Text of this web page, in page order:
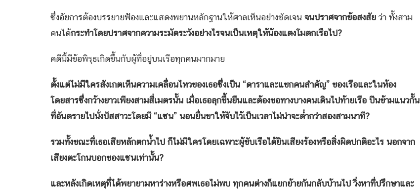
ซึ่งอัยการต้องบรรยายฟ้องและแสดงพยานหลักฐานให้ศาลเห็นอย่างชัดเจน จนปราศจากข้อสงสัย ว่า ทั้งสาม
คนได้กระทำโดยปราศจากความระมัดระวังอย่างไรจนเป็นเหตุให้น้องแตงโมตกเรือไป?
คดีนี้มีข้อพิรุธเกิดขึ้นกับผู้ที่อยู่บนเรือทุกคนมากมาย
ตั้งแต่ไม่มีใครสังเกตเห็นความเคลื่อนไหวของเธอซึ่งเป็น “ดาราและแขกคนสำคัญ” ของเรือและในห้อง
โดยสารซึ่งกว้างยาวเพียงสามสี่เมตรนั้น เมื่อเธอลุกขึ้นยืนและต้องขอทางบางคนเดินไปท้ายเรือ ปีนข้ามแนวกั้น
ที่อันตรายไปนั่งปัสสาวะโดยมี “แซน” นอนยื่นขาให้จับไว้เป็นเวลาไม่น่าจะต่ำกว่าสองสามนาที?
รวมทั้งขณะที่เธอเสียหลักตกน้ำไป ก็ไม่มีใครโดยเฉพาะผู้ขับเรือได้ยินเสียงร้องหรือสิ่งผิดปกติอะไร นอกจาก
เสียงตะโกนบอกของแซนเท่านั้น?
และหลังเกิดเหตุที่ได้พยายามหาร่างหรือศพเธอไม่พบ ทุกคนต่างก็แยกย้ายกันกลับบ้านไป วิ่งหาที่ปรึกษาและ